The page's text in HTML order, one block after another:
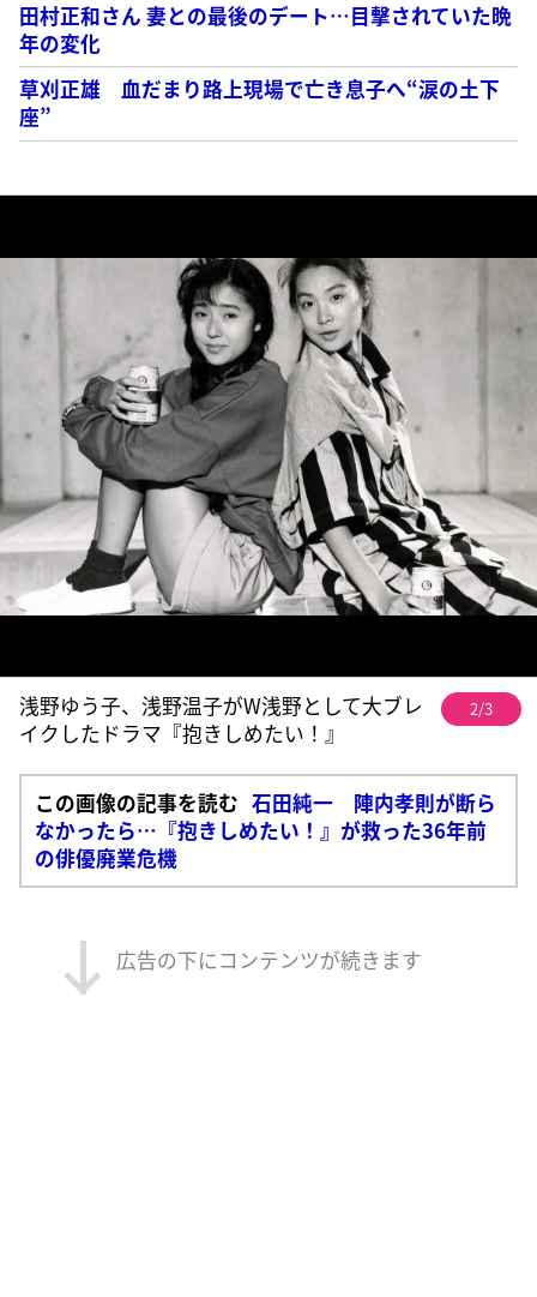
田村正和さん 妻との最後のデート…目撃されていた晩
年の変化
草刈正雄 血だまり路上現場で亡き息子へ“涙の土下
座”
浅野ゆう子、浅野温子がW浅野として大ブレ
イクしたドラマ『抱きしめたい！』
2/3
この画像の記事を読む 石田純一 陣内孝則が断ら
なかったら…『抱きしめたい！』が救った36年前
の俳優廃業危機
広告の下にコンテンツが続きます